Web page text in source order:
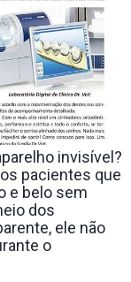
invisível?
pacientes que
e belo sem
dos
ele não
o